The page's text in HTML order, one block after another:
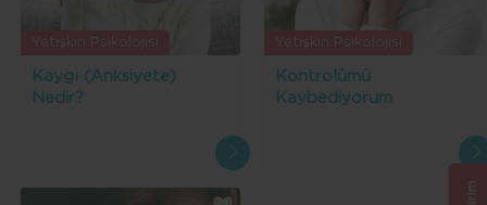
Testi,Ankara Gelişim En- vanteri,D2 Dikkat Testi, Metropolitan
Labirentleri Testi,Good Enough – Harris Bir İn- san Çiz Testi )
Çalışma Alanları
Obsesif Kompulsif Bozukluk
Çocuk Ve Ergen Terapisi
Kaygı (Anksiyete)
Nedir?
Kontrolümü
Kaybediyorum